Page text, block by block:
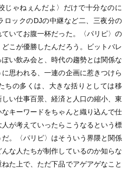
じゃねぇんだよ〉だけで十分なのに
ロックのDJの中継など二、三夜分の
いてお腹一杯だった。〈パリピ〉の
こが優勝したんだろう。ビットバレ
い飲み会と、時代の趨勢とは関係な
思われる、一連の企画に惹きつけら
ちの多くは、大きな括りとしては移
い仕事百景、経済と人口の縮小、東
キーワードをちゃんと織り込んで仕
が考えていったらこうなるという標
。〈パリピ〉はそういう界隈と関係
な人たちが制作しているのか知らな
た上で、ただ下品でアゲアゲなこと